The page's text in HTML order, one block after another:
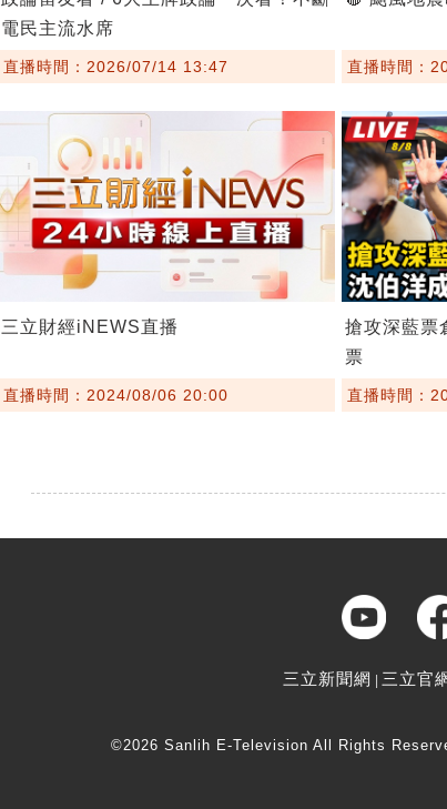
電民主流水席
直播時間：2026/07/14 13:47 直播時間：
三立財經iNEWS直播
直播時間：2024/08/06 20:00
搶攻深藍票
票
直播時間：
三立新聞網 三立官
©2026 Sanlih E-Television All Rights